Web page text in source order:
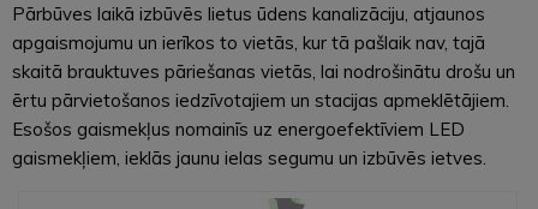
Pārbūves laikā izbūvēs lietus ūdens kanalizāciju, atjaunos
apgaismojumu un ierīkos to vietās, kur tā pašlaik nav, tajā
skaitā brauktuves pāriešanas vietās, lai nodrošinātu drošu un
ērtu pārvietošanos iedzīvotajiem un stacijas apmeklētājiem.
Esošos gaismekļus nomainīs uz energoefektīviem LED
gaismekļiem, ieklās jaunu ielas segumu un izbūvēs ietves.